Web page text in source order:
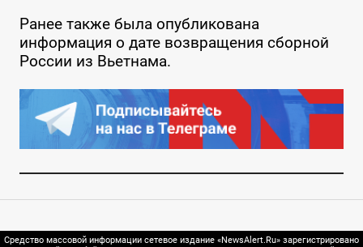
Ранее также была опубликована
информация о дате возвращения сборной
России из Вьетнама.
Средство массовой информации сетевое издание «NewsAlert.Ru» зарегистрировано